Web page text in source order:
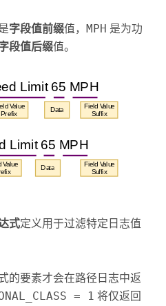
字段值前缀值， MPH 是为功
段值后缀值。
式定义用于过滤特定日志值
的要素才会在路径日志中返
= 1 将仅返回